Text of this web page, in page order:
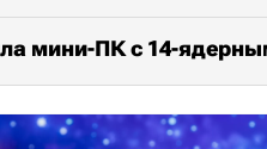
мини-ПК с 14-